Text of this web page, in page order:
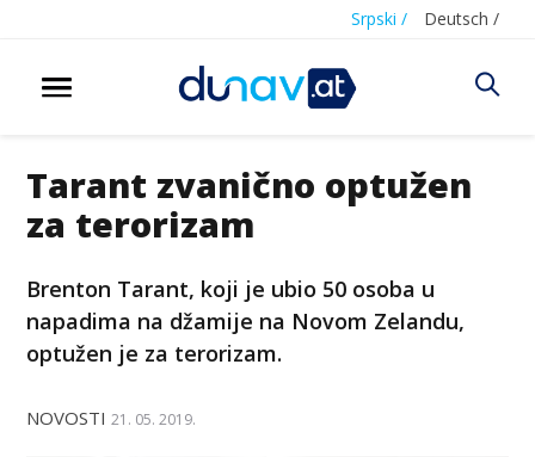
Srpski / Deutsch /
Tarant zvanično optužen
za terorizam
Brenton Tarant, koji je ubio 50 osoba u
napadima na džamije na Novom Zelandu,
optužen je za terorizam.
NOVOSTI 21. 05. 2019.